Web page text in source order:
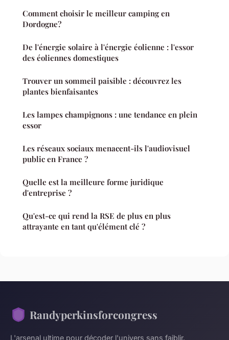
Comment choisir le meilleur camping en
Dordogne?
De l'énergie solaire à l'énergie éolienne : l'essor
des éoliennes domestiques
Trouver un sommeil paisible : découvrez les
plantes bienfaisantes
Les lampes champignons : une tendance en plein
essor
Les réseaux sociaux menacent-ils l'audiovisuel
public en France ?
Quelle est la meilleure forme juridique
d'entreprise ?
Qu'est-ce qui rend la RSE de plus en plus
attrayante en tant qu'élément clé ?
Randyperkinsforcongress
L'arsenal ultime pour décoder l'univers sans faiblir.